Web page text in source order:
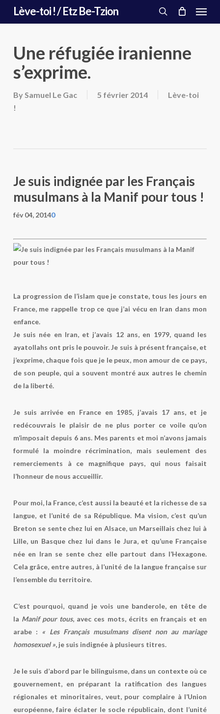
Lève-toi ! / Etz Be-Tzion
search
Menu
Une réfugiée iranienne
s’exprime.
BySamuel Le Gac 5 février 2014
Lève-toi
!
Je suis indignée par les Français
musulmans à la Manif pour tous !
fév 04, 20140
La progression de l’islam que je constate, tous les jours en
France, me rappelle trop ce que j’ai vécu en Iran dans mon
enfance.
Je suis née en Iran, et j’avais 12 ans, en 1979, quand les
ayatollahs ont pris le pouvoir. Je suis à présent française, et
j’exprime, chaque fois que je le peux, mon amour de ce pays,
de son peuple, qui a souvent montré aux autres le chemin
de la liberté.
Je suis arrivée en France en 1985, j’avais 17 ans, et je
redécouvrais le plaisir de ne plus porter ce voile qu’on
m’imposait depuis 6 ans. Mes parents et moi n’avons jamais
formulé la moindre récrimination, mais seulement des
remerciements à ce magnifique pays, qui nous faisait
l’honneur de nous accueillir.
Pour moi, la France, c’est aussi la beauté et la richesse de sa
langue, et l’unité de sa République. Ma vision, c’est qu’un
Breton se sente chez lui en Alsace, un Marseillais chez lui à
Lille, un Basque chez lui dans le Jura, et qu’une Française
née en Iran se sente chez elle partout dans l’Hexagone.
Cela grâce, entre autres, à l’unité de la langue française sur
l’ensemble du territoire.
C’est pourquoi, quand je vois une banderole, en tête de
la Manif pour tous, avec ces mots, écrits en français et en
arabe : « Les Français musulmans disent non au mariage
homosexuel », je suis indignée à plusieurs titres.
Je le suis d’abord par le bilinguisme, dans un contexte où ce
gouvernement, en préparant la ratification des langues
régionales et minoritaires, veut, pour complaire à l’Union
européenne, faire éclater le socle républicain, dont l’unité